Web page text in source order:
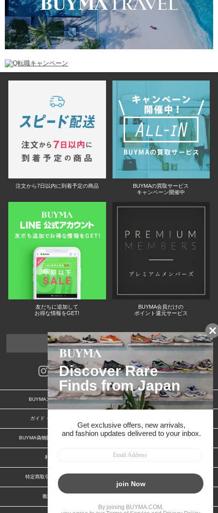
注文から7日以内に到着予定の商品
BUYMAの買取サービス
キャンペーン開催中
友だちに追加して
お得な情報をGET!
BUYMA会員だけの
ポイント還元サービス
ページトップへ
BUYMAスタートガイド 安心への取り組み
ガイド・お問い合わせ
BUYMA偽物販売防止の取り組み BUYMA CARD
利用規約
特定商取引法に関する表記
脆弱性報告